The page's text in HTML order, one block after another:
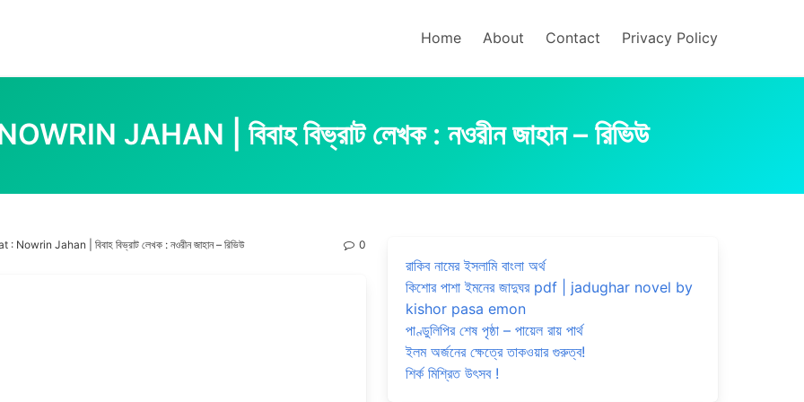
Home About Contact Privacy Policy
JAHAN | বিবাহ বিভ্রাট লেখক : নওরীন জাহান – রিভিউ
Nowrin Jahan | বিবাহ বিভ্রাট লেখক : নওরীন জাহান – রিভিউ 0
রাকিব নামের ইসলামি বাংলা অর্থ
কিশোর পাশা ইমনের জাদুঘর pdf | jadughar novel by
kishor pasa emon
পাণ্ডুলিপির শেষ পৃষ্ঠা – পায়েল রায় পার্থ
ইলম অর্জনের ক্ষেত্রে তাকওয়ার গুরুত্ব!
শির্ক মিশ্রিত উৎসব !